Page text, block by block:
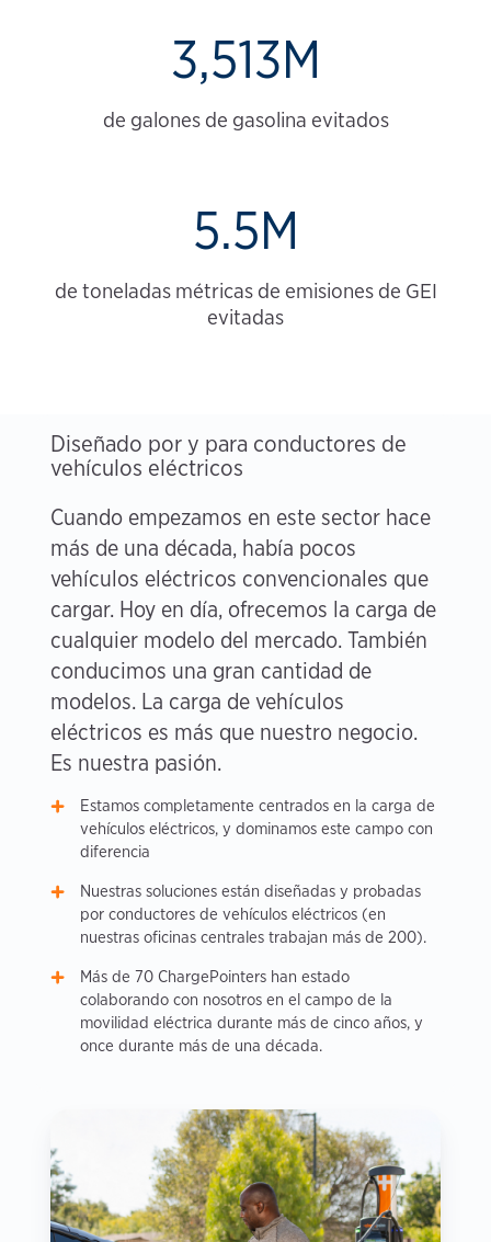
3,513M
de galones de gasolina evitados
5.5M
de toneladas métricas de emisiones de GEI
evitadas
Diseñado por y para conductores de
vehículos eléctricos
Cuando empezamos en este sector hace
más de una década, había pocos
vehículos eléctricos convencionales que
cargar. Hoy en día, ofrecemos la carga de
cualquier modelo del mercado. También
conducimos una gran cantidad de
modelos. La carga de vehículos
eléctricos es más que nuestro negocio.
Es nuestra pasión.
Estamos completamente centrados en la carga de
vehículos eléctricos, y dominamos este campo con
diferencia
Nuestras soluciones están diseñadas y probadas
por conductores de vehículos eléctricos (en
nuestras oficinas centrales trabajan más de 200).
Más de 70 ChargePointers han estado
colaborando con nosotros en el campo de la
movilidad eléctrica durante más de cinco años, y
once durante más de una década.